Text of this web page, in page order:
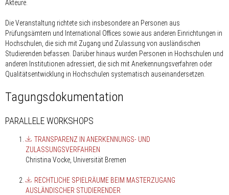
Akteure.
Die Veranstaltung richtete sich insbesondere an Personen aus
Prüfungsämtern und International Offices sowie aus anderen Einrichtungen in
Hochschulen, die sich mit Zugang und Zulassung von ausländischen
Studierenden befassen. Darüber hinaus wurden Personen in Hochschulen und
anderen Institutionen adressiert, die sich mit Anerkennungsverfahren oder
Qualitätsentwicklung in Hochschulen systematisch auseinandersetzen.
Tagungsdokumentation
PARALLELE WORKSHOPS
TRANSPARENZ IN ANERKENNUNGS- UND
ZULASSUNGSVERFAHREN
Christina Vocke, Universität Bremen
RECHTLICHE SPIELRÄUME BEIM MASTERZUGANG
AUSLÄNDISCHER STUDIERENDER